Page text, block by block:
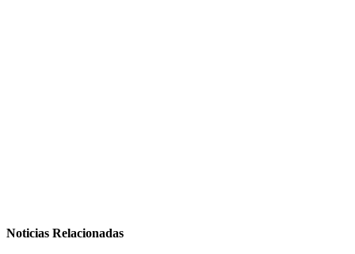
Noticias Relacionadas